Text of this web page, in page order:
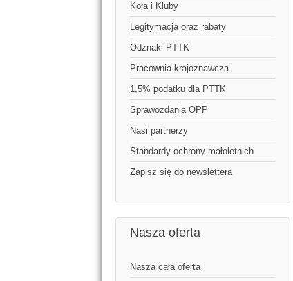
Koła i Kluby
Legitymacja oraz rabaty
Odznaki PTTK
Pracownia krajoznawcza
1,5% podatku dla PTTK
Sprawozdania OPP
Nasi partnerzy
Standardy ochrony małoletnich
Zapisz się do newslettera
Nasza oferta
Nasza cała oferta